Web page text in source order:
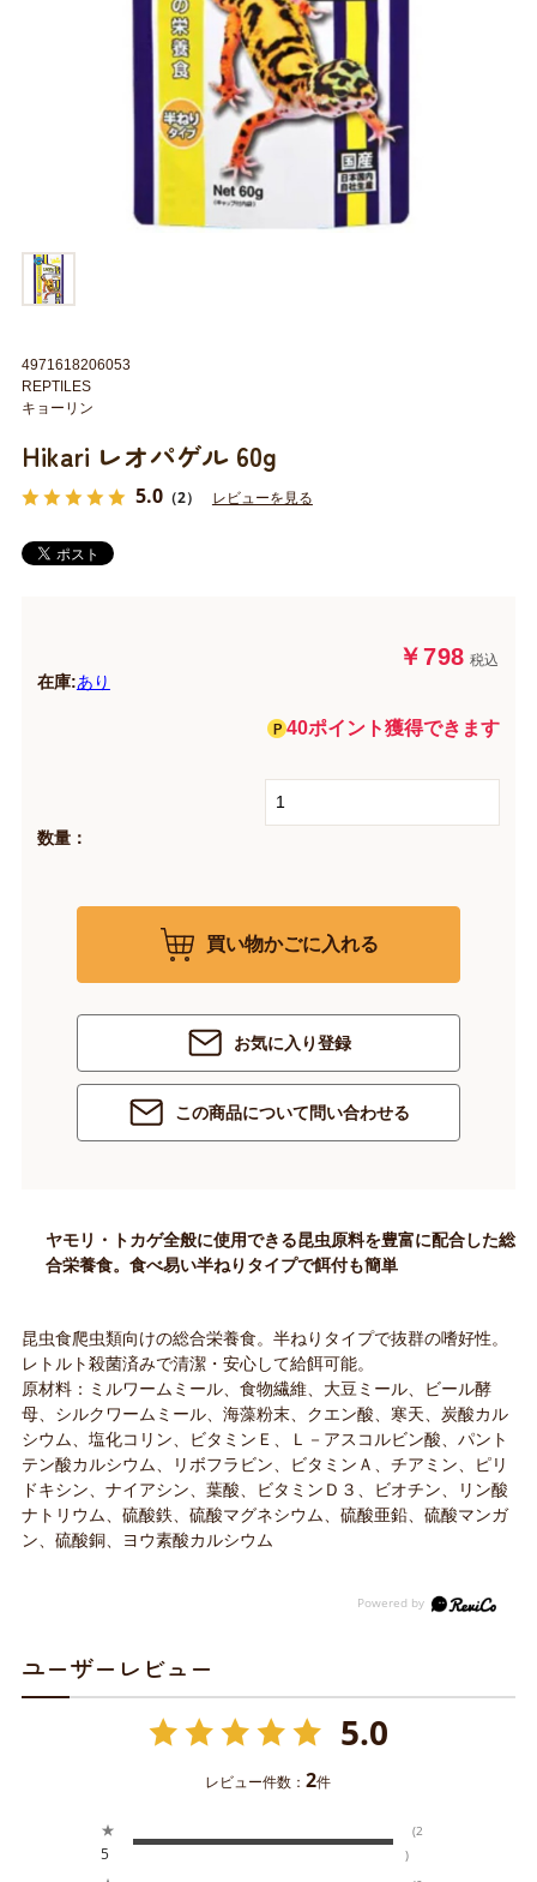
Hikari レオパゲル 60g
5.0（2） レビューを見る
￥798 税込
在庫:あり
40ポイント獲得できます
数量：
買い物かごに入れる
お気に入り登録
この商品について問い合わせる
4971618206053
REPTILES
キョーリン
ヤモリ・トカゲ全般に使用できる昆虫原料を豊富に配合した総
合栄養食。食べ易い半ねりタイプで餌付も簡単
昆虫食爬虫類向けの総合栄養食。半ねりタイプで抜群の嗜好性。
レトルト殺菌済みで清潔・安心して給餌可能。
原材料：ミルワームミール、食物繊維、大豆ミール、ビール酵
母、シルクワームミール、海藻粉末、クエン酸、寒天、炭酸カル
シウム、塩化コリン、ビタミンＥ、Ｌ－アスコルビン酸、パント
テン酸カルシウム、リボフラビン、ビタミンＡ、チアミン、ピリ
ドキシン、ナイアシン、葉酸、ビタミンＤ３、ビオチン、リン酸
ナトリウム、硫酸鉄、硫酸マグネシウム、硫酸亜鉛、硫酸マンガ
ン、硫酸銅、ヨウ素酸カルシウム
ユーザーレビュー
5.0
レビュー件数：2件
★
5
(2
)